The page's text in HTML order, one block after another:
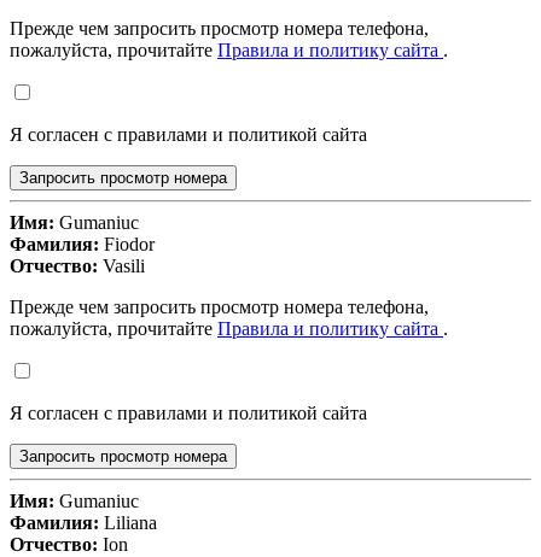
Прежде чем запросить просмотр номера телефона,
пожалуйста, прочитайте Правила и политику сайта .
Я согласен с правилами и политикой сайта
Запросить просмотр номера
Имя: Gumaniuc
Фамилия: Fiodor
Отчество: Vasili
Прежде чем запросить просмотр номера телефона,
пожалуйста, прочитайте Правила и политику сайта .
Я согласен с правилами и политикой сайта
Запросить просмотр номера
Имя: Gumaniuc
Фамилия: Liliana
Отчество: Ion